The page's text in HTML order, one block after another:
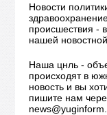
Новости
происшествия -
нашей
Наша цнль -
происходят в
новость и вы
пишите нам